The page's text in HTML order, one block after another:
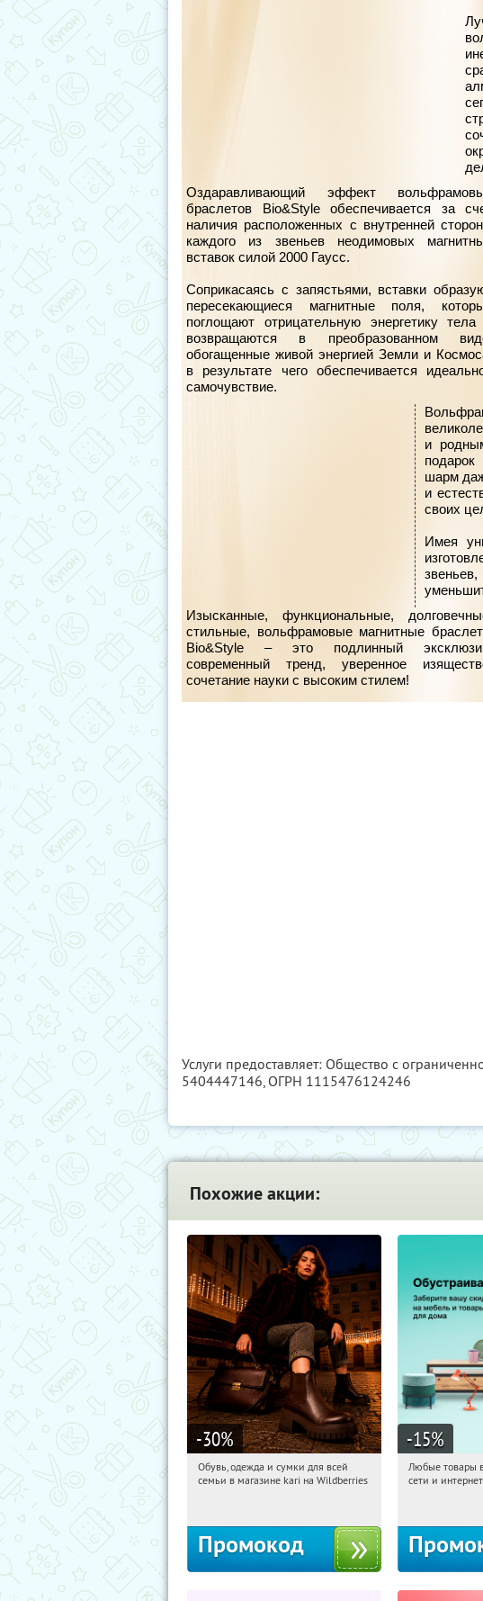
Оздаравливающий эффект
браслетов Bio&Style обеспечивается за
наличия расположенных с внутренней
каждого из звеньев неодимовых
вставок силой 2000 Гаусс.
Соприкасаясь с запястьями, вставки
пересекающиеся магнитные поля,
поглощают отрицательную энергетику
возвращаются в преобразованном
обогащенные живой энергией Земли и
в результате чего обеспечивается
самочувствие.
и
шарм
и
своих
Имея
Изысканные, функциональные,
стильные, вольфрамовые магнитные
Bio&Style – это подлинный
современный тренд, уверенное
сочетание науки с высоким стилем!
Услуги предоставляет: Общество с
5404447146, ОГРН 1115476124246
Похожие акции:
-30%
21:22:13 Получили:
Обувь, одежда и сумки для всей
семьи в магазине kari на Wildberries
Промокод
-15%
21:22:13
Любые товары
сети и